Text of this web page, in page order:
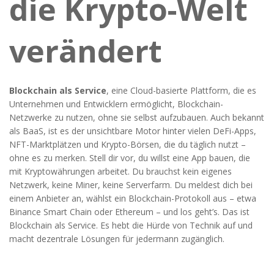
die Krypto-Welt
verändert
Blockchain als Service, eine Cloud-basierte Plattform, die es
Unternehmen und Entwicklern ermöglicht, Blockchain-
Netzwerke zu nutzen, ohne sie selbst aufzubauen. Auch bekannt
als BaaS, ist es der unsichtbare Motor hinter vielen DeFi-Apps,
NFT-Marktplätzen und Krypto-Börsen, die du täglich nutzt –
ohne es zu merken. Stell dir vor, du willst eine App bauen, die
mit Kryptowährungen arbeitet. Du brauchst kein eigenes
Netzwerk, keine Miner, keine Serverfarm. Du meldest dich bei
einem Anbieter an, wählst ein Blockchain-Protokoll aus – etwa
Binance Smart Chain oder Ethereum – und los geht’s. Das ist
Blockchain als Service. Es hebt die Hürde von Technik auf und
macht dezentrale Lösungen für jedermann zugänglich.